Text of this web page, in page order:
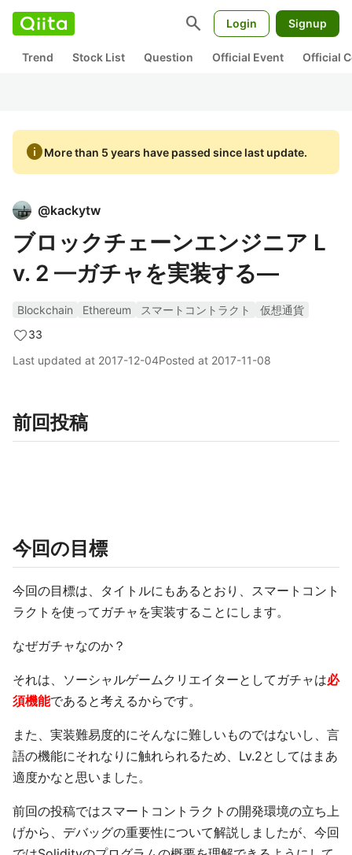
search Login Signup
Trend Stock List Question Official Event Official
infoMore than 5 years have passed since last update.
@kackytw
ブロックチェーンエンジニア L
v. 2 —ガチャを実装する—
Blockchain Ethereum スマートコントラクト
仮想通貨
33
Last updated at 2017-12-04Posted at 2017-11-08
前回投稿
今回の目標
今回の目標は、タイトルにもあるとおり、スマートコント
ラクトを使ってガチャを実装することにします。
なぜガチャなのか？
それは、ソーシャルゲームクリエイターとしてガチャは必
須機能であると考えるからです。
また、実装難易度的にそんなに難しいものではないし、言
語の機能にそれなりに触れられるため、Lv.2としてはまあ
適度かなと思いました。
前回の投稿ではスマートコントラクトの開発環境の立ち上
げから、デバッグの重要性について解説しましたが、今回